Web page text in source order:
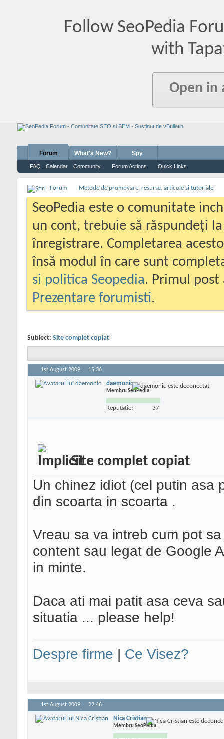
Follow SeoPedia
with
Open in
Forum
FAQ Calendar Community Forum Actions Quick Links
What's New? Spy
Forum Metode de promovare, resurse, articole si tutoriale
SeoPedia este o comunitate
un cont, trebuie să răspundeți
înregistrare. Completarea
însă modul în care sunt
si politica Seopedia. Primul
Prezentare forumisti.
Subiect: Site complet copiat
1st August 2009, 15:36
daemonic
Membru SeoPedia
Reputatie: 37
Site complet copiat
Un chinez idiot (cel putin asa
din scoarta in scoarta .
Vreau sa va intreb cum pot
content sau legat de Google
in minte.
Daca ati mai patit asa ceva
situatia ... please help!
Despre firme | Ce Visez?
1st August 2009, 22:46
Nica Cristian
Membru SeoPedia